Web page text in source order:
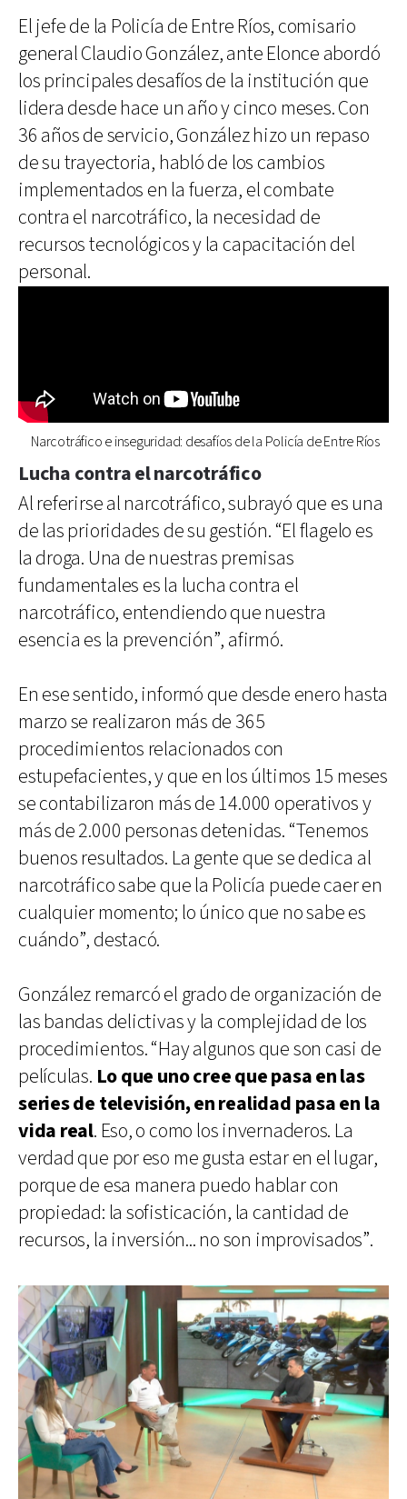
El jefe de la Policía de Entre Ríos, comisario
general Claudio González, ante Elonce abordó
los principales desafíos de la institución que
lidera desde hace un año y cinco meses. Con
36 años de servicio, González hizo un repaso
de su trayectoria, habló de los cambios
implementados en la fuerza, el combate
contra el narcotráfico, la necesidad de
recursos tecnológicos y la capacitación del
personal.
Narcotráfico e inseguridad: desafíos de la Policía de Entre Ríos
Lucha contra el narcotráfico
Al referirse al narcotráfico, subrayó que es una
de las prioridades de su gestión. “El flagelo es
la droga. Una de nuestras premisas
fundamentales es la lucha contra el
narcotráfico, entendiendo que nuestra
esencia es la prevención”, afirmó.
En ese sentido, informó que desde enero hasta
marzo se realizaron más de 365
procedimientos relacionados con
estupefacientes, y que en los últimos 15 meses
se contabilizaron más de 14.000 operativos y
más de 2.000 personas detenidas. “Tenemos
buenos resultados. La gente que se dedica al
narcotráfico sabe que la Policía puede caer en
cualquier momento; lo único que no sabe es
cuándo”, destacó.
González remarcó el grado de organización de
las bandas delictivas y la complejidad de los
procedimientos. “Hay algunos que son casi de
películas. Lo que uno cree que pasa en las
series de televisión, en realidad pasa en la
vida real. Eso, o como los invernaderos. La
verdad que por eso me gusta estar en el lugar,
porque de esa manera puedo hablar con
propiedad: la sofisticación, la cantidad de
recursos, la inversión... no son improvisados”.